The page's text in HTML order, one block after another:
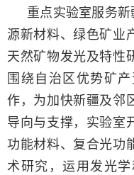
重点实验室服务新
源新材料、绿色矿业
天然矿物发光及特性
围绕自治区优势矿
作，为加快新疆及邻
导向与支撑，实验室
功能材料、复合光功
术研究，运用发光